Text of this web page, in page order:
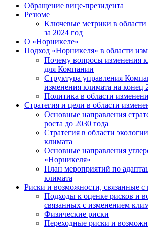
Обращение вице-президента
Резюме
Ключевые метрики в
за 2024 год
О «Норникеле»
Подход «Норникеля» в области
Почему вопросы изменения
для Компании
Структура управления
изменения климата на конец
Политика в области
Стратегия и цели в области
Основные направления
роста до 2030 года
Стратегия в области
климата
Основные направления
«Норникеля»
План мероприятий по
климата
Риски и возможности, связанные с
Подходы к оценке рисков и
связанных с изменением
Физические риски
Переходные риски и